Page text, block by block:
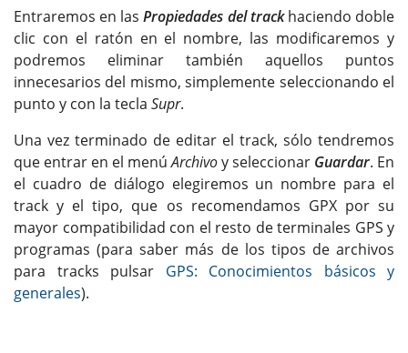
Entraremos en lasPropiedades del trackhaciendo doble
clic con el ratón en el nombre, las modificaremos y
podremos eliminar también aquellos puntos
innecesarios del mismo, simplemente seleccionando el
punto y con la tecla Supr.
Una vez terminado de editar el track, sólo tendremos
que entrar en el menúArchivoy seleccionar Guardar. En
el cuadro de diálogo elegiremos un nombre para el
track y el tipo, que os recomendamos GPX por su
mayor compatibilidad con el resto de terminales GPS y
programas (para saber más de los tipos de archivos
para tracks pulsar GPS: Conocimientos básicos y
generales).